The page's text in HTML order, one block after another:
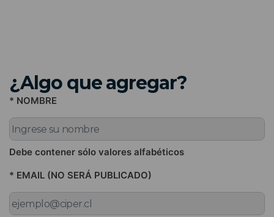
¿Algo que agregar?
* NOMBRE
Debe contener sólo valores alfabéticos
* EMAIL (NO SERÁ PUBLICADO)